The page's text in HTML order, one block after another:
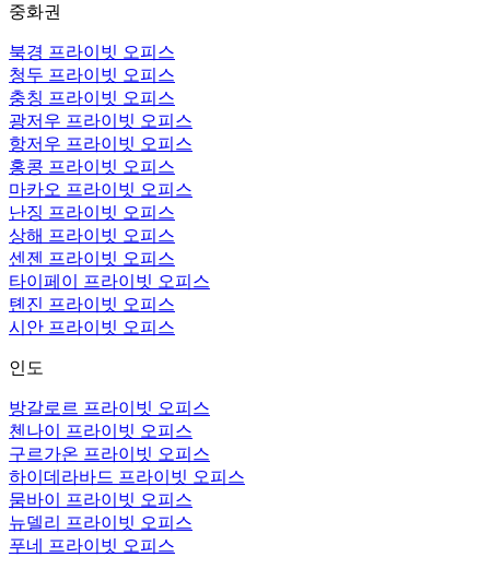
중화권
북경 프라이빗 오피스
청두 프라이빗 오피스
충칭 프라이빗 오피스
광저우 프라이빗 오피스
항저우 프라이빗 오피스
홍콩 프라이빗 오피스
마카오 프라이빗 오피스
난징 프라이빗 오피스
상해 프라이빗 오피스
센젠 프라이빗 오피스
타이페이 프라이빗 오피스
톈진 프라이빗 오피스
시안 프라이빗 오피스
인도
방갈로르 프라이빗 오피스
첸나이 프라이빗 오피스
구르가온 프라이빗 오피스
하이데라바드 프라이빗 오피스
뭄바이 프라이빗 오피스
뉴델리 프라이빗 오피스
푸네 프라이빗 오피스